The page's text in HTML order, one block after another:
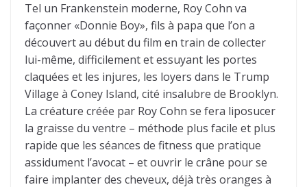
Tel un Frankenstein moderne, Roy Cohn va
façonner «Donnie Boy», fils à papa que l’on a
découvert au début du film en train de collecter
lui-même, difficilement et essuyant les portes
claquées et les injures, les loyers dans le Trump
Village à Coney Island, cité insalubre de Brooklyn.
La créature créée par Roy Cohn se fera liposucer
la graisse du ventre – méthode plus facile et plus
rapide que les séances de fitness que pratique
assidument l’avocat – et ouvrir le crâne pour se
faire implanter des cheveux, déjà très oranges à